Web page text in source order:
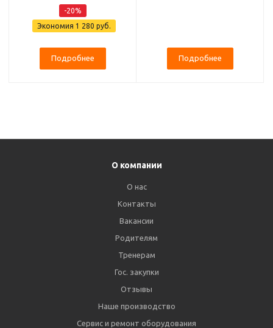
-20%
Экономия 1 280 руб.
Подробнее Подробнее
О компании
О нас
Контакты
Вакансии
Родителям
Тренерам
Гос. закупки
Отзывы
Наше производство
Сервис и ремонт оборудования